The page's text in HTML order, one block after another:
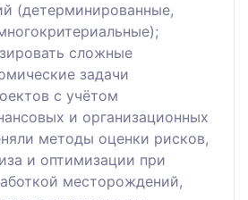
(детерминированные,
сложные
задачи
с учётом
и организационных
методы оценки рисков,
и оптимизации при
месторождений,